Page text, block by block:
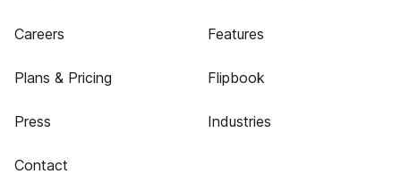
Careers
Plans & Pricing
Press
Contact
Features
Flipbook
Industries